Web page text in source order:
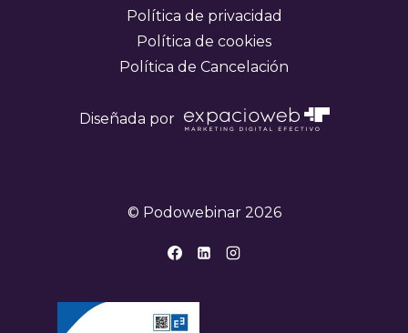
Política de privacidad
Política de cookies
Política de Cancelación
Diseñada por
© Podowebinar 2026